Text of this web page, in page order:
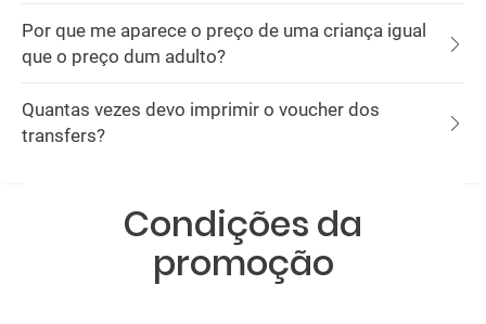
Por que me aparece o preço de uma criança igual
que o preço dum adulto?
Quantas vezes devo imprimir o voucher dos
transfers?
Condições da
promoção